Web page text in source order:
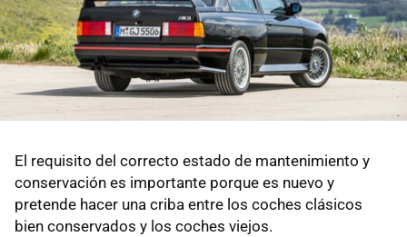
El requisito del correcto estado de mantenimiento y
conservación es importante porque es nuevo y
pretende hacer una criba entre los coches clásicos
bien conservados y los coches viejos.